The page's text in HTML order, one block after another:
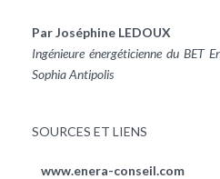
Par Joséphine LEDOUX
Ingénieure énergéticienne du BET
Sophia Antipolis
SOURCES ET LIENS
www.enera-conseil.com